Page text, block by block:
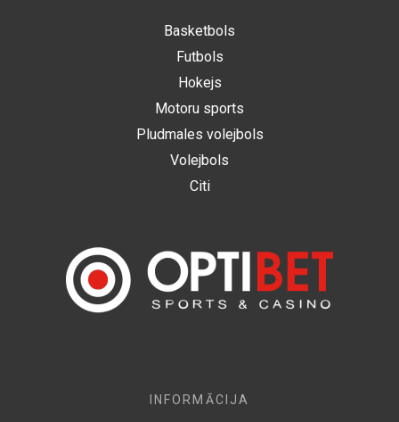
Basketbols
Futbols
Hokejs
Motoru sports
Pludmales volejbols
Volejbols
Citi
INFORMĀCIJA